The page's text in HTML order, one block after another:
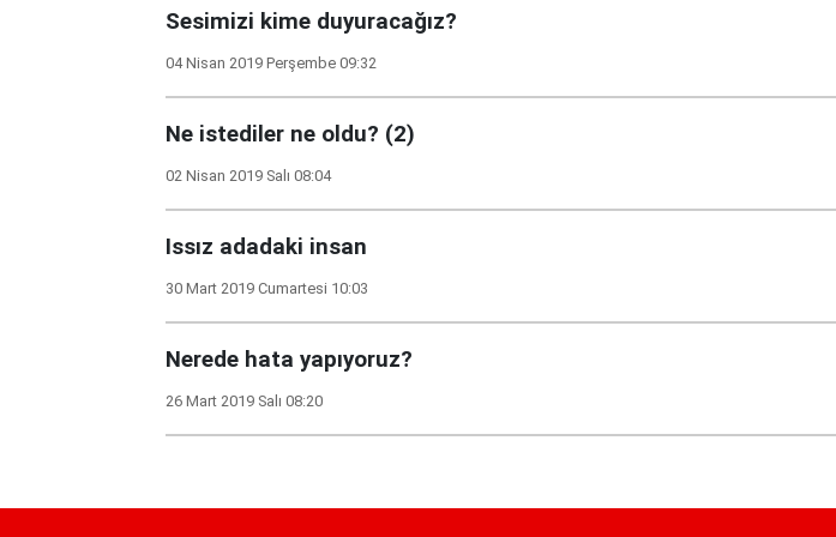
Sesimizi kime duyuracağız?
04 Nisan 2019 Perşembe 09:32
Ne istediler ne oldu? (2)
02 Nisan 2019 Salı 08:04
Issız adadaki insan
30 Mart 2019 Cumartesi 10:03
Nerede hata yapıyoruz?
26 Mart 2019 Salı 08:20